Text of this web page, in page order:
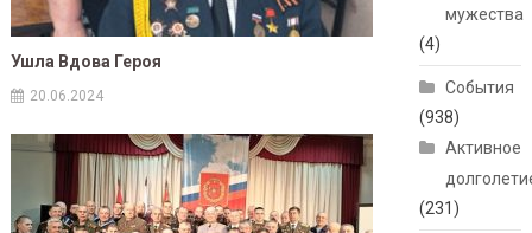
Ушла Вдова Героя
20.06.2024
мужества
(4)
События
(938)
Активное
(231)